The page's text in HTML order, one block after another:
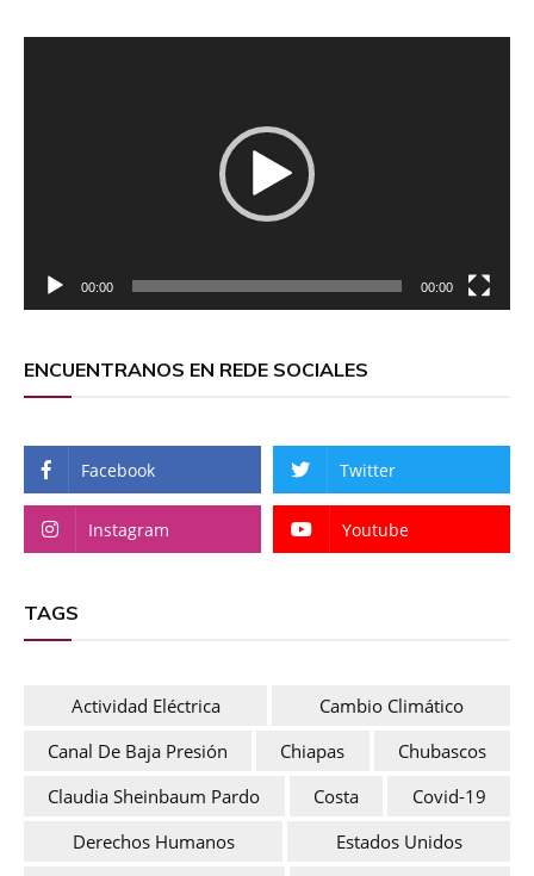
00:00 00:00
ENCUENTRANOS EN REDE SOCIALES
Facebook Twitter
Instagram Youtube
TAGS
Actividad Eléctrica
Cambio Climático
Canal De Baja Presión
Chiapas
Chubascos
Claudia Sheinbaum Pardo
Costa
Covid-19
Derechos Humanos
Estados Unidos